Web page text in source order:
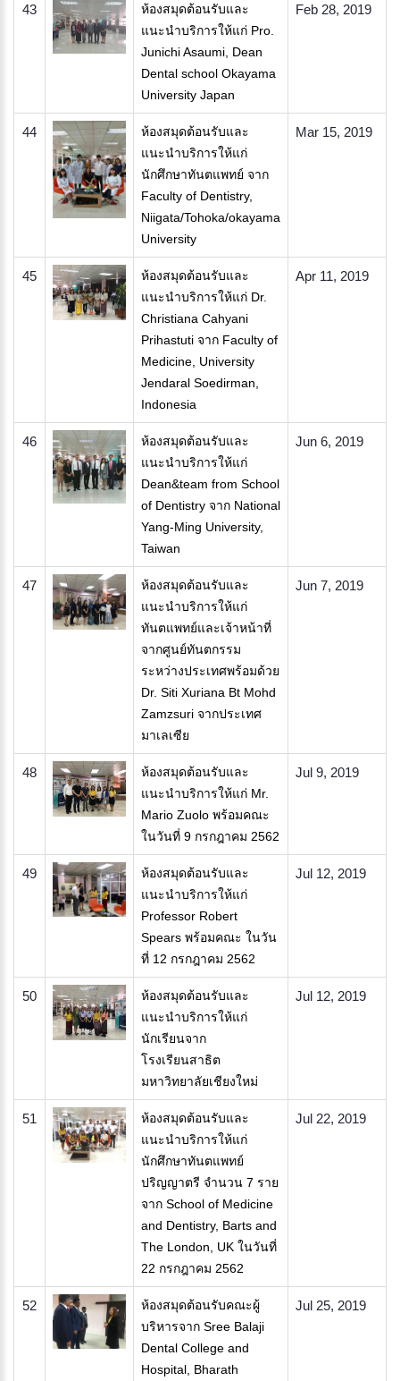
43
ห้องสมุดต้อนรับและ
แนะนำบริการให้แก่ Pro.
Junichi Asaumi, Dean
Dental school Okayama
University Japan
Feb 28, 2019
44
ห้องสมุดต้อนรับและ
แนะนำบริการให้แก่
นักศึกษาทันตแพทย์ จาก
Faculty of Dentistry,
Niigata/Tohoka/okayama
University
Mar 15, 2019
45
ห้องสมุดต้อนรับและ
แนะนำบริการให้แก่ Dr.
Christiana Cahyani
Prihastuti จาก Faculty of
Medicine, University
Jendaral Soedirman,
Indonesia
Apr 11, 2019
46
ห้องสมุดต้อนรับและ
แนะนำบริการให้แก่
Dean&team from School
of Dentistry จาก National
Yang-Ming University,
Taiwan
Jun 6, 2019
47
ห้องสมุดต้อนรับและ
แนะนำบริการให้แก่​
ทันตแพทย์และเจ้าหน้าที่
จากศูนย์ทันตกรรม
ระหว่างประเทศพร้อมด้วย
Dr. Siti Xuriana Bt Mohd
Zamzsuri จากประเทศ
มาเลเซีย
Jun 7, 2019
48
ห้องสมุดต้อนรับและ
แนะนำบริการให้แก่ Mr.
Mario Zuolo พร้อมคณะ
ในวันที่ 9 กรกฎาคม 2562
Jul 9, 2019
49
ห้องสมุดต้อนรับและ
แนะนำบริการให้แก่
Professor Robert
Spears พร้อมคณะ ในวัน
ที่ 12 กรกฎาคม 2562
Jul 12, 2019
50
ห้องสมุดต้อนรับและ
แนะนำบริการให้แก่
นักเรียนจาก
โรงเรียนสาธิต
มหาวิทยาลัยเชียงใหม่
Jul 12, 2019
51
ห้องสมุดต้อนรับและ
แนะนำบริการให้แก่
นักศึกษาทันตแพทย์
ปริญญาตรี จำนวน 7 ราย
จาก School of Medicine
and Dentistry, Barts and
The London, UK ในวันที่
22 กรกฎาคม 2562
Jul 22, 2019
52
ห้องสมุดต้อนรับคณะผู้
บริหารจาก Sree Balaji
Dental College and
Hospital, Bharath
Jul 25, 2019